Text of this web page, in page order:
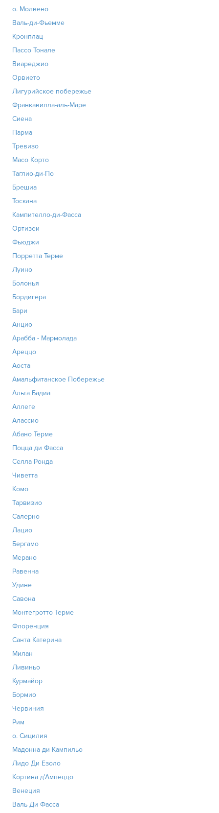
о. Молвено
Валь-ди-Фьемме
Кронплац
Пассо Тонале
Виареджио
Орвието
Лигурийское побережье
Франкавилла-аль-Маре
Сиена
Парма
Тревизо
Масо Корто
Таглио-ди-По
Брешиа
Тоскана
Кампителло-ди-Фасса
Ортизеи
Фьюджи
Порретта Терме
Луино
Болонья
Бордигера
Бари
Анцио
Арабба - Мармолада
Ареццо
Аоста
Амальфитанское Побережье
Альта Бадиа
Аллеге
Алассио
Абано Терме
Поцца ди Фасса
Селла Ронда
Чиветта
Комо
Тарвизио
Салерно
Лацио
Бергамо
Мерано
Равенна
Удине
Савона
Монтегротто Терме
Флоренция
Санта Катерина
Милан
Ливиньо
Курмайор
Бормио
Червиния
Рим
о. Сицилия
Мадонна ди Кампильо
Лидо Ди Езоло
Кортина д'Ампеццо
Венеция
Валь Ди Фасса